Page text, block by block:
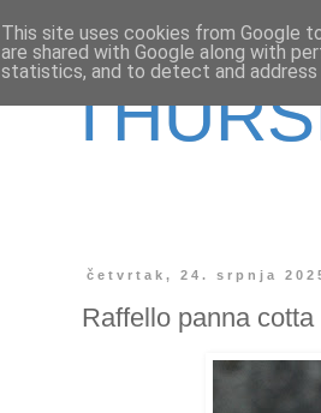
četvrtak, 24. srpnja
Raffello panna cotta
This site uses cookies from Google
are shared with Google along with
statistics, and to detect and address